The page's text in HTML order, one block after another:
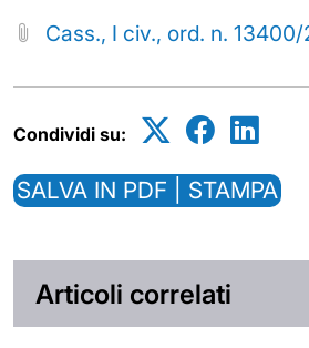
Cass., I civ., ord. n. 13400/
Condividi su:
SALVA IN PDF | STAMPA
Articoli correlati